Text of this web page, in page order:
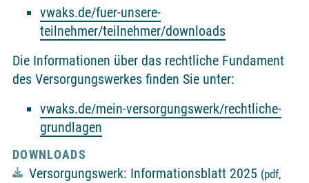
vwaks.de/fuer-unsere-
teilnehmer/teilnehmer/downloads
Die Informationen über das rechtliche Fundament
des Versorgungswerkes finden Sie unter:
vwaks.de/mein-versorgungswerk/rechtliche-
grundlagen
DOWNLOADS
Versorgungswerk: Informationsblatt 2025 (pdf,